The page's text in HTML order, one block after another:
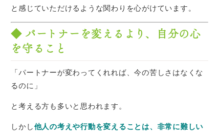
と感じていただけるような関わりを心がけています。
◆ パートナーを変えるより、自分の心
を守ること
「パートナーが変わってくれれば、今の苦しさはなくな
るのに」
と考える方も多いと思われます。
しかし他人の考えや行動を変えることは、非常に難しい